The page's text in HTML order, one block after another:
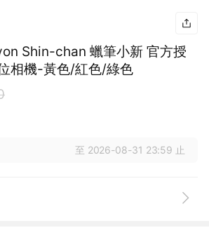
Shin-chan 蠟筆小新 官方授
相機-黃色/紅色/綠色
至 2026-08-31 23:59 止